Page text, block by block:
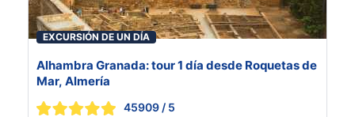
EXCURSIÓN DE UN DÍA
Alhambra Granada: tour 1 día desde Roquetas de
Mar, Almería
45909 / 5